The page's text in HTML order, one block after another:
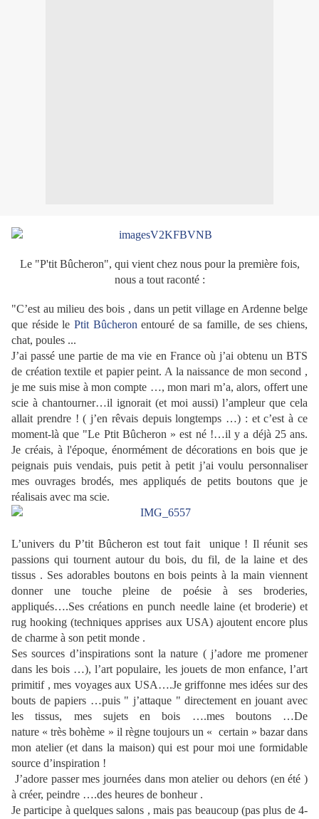
Le "P'tit Bûcheron", qui vient chez nous pour la première fois,
nous a tout raconté :
"C’est au milieu des bois , dans un petit village en Ardenne belge
que réside le Ptit Bûcheron entouré de sa famille, de ses chiens,
chat, poules ...
J’ai passé une partie de ma vie en France où j’ai obtenu un BTS
de création textile et papier peint. A la naissance de mon second ,
je me suis mise à mon compte …, mon mari m’a, alors, offert une
scie à chantourner…il ignorait (et moi aussi) l’ampleur que cela
allait prendre ! ( j’en rêvais depuis longtemps …) : et c’est à ce
moment-là que "Le Ptit Bûcheron » est né !…il y a déjà 25 ans.
Je créais, à l'époque, énormément de décorations en bois que je
peignais puis vendais, puis petit à petit j’ai voulu personnaliser
mes ouvrages brodés, mes appliqués de petits boutons que je
réalisais avec ma scie.
L’univers du P’tit Bûcheron est tout fait unique ! Il réunit ses
passions qui tournent autour du bois, du fil, de la laine et des
tissus . Ses adorables boutons en bois peints à la main viennent
donner une touche pleine de poésie à ses broderies,
appliqués….Ses créations en punch needle laine (et broderie) et
rug hooking (techniques apprises aux USA) ajoutent encore plus
de charme à son petit monde .
Ses sources d’inspirations sont la nature ( j’adore me promener
dans les bois …), l’art populaire, les jouets de mon enfance, l’art
primitif , mes voyages aux USA….Je griffonne mes idées sur des
bouts de papiers …puis " j’attaque " directement en jouant avec
les tissus, mes sujets en bois ….mes boutons …De
nature « très bohème » il règne toujours un « certain » bazar dans
mon atelier (et dans la maison) qui est pour moi une formidable
source d’inspiration !
J’adore passer mes journées dans mon atelier ou dehors (en été )
à créer, peindre ….des heures de bonheur .
Je participe à quelques salons , mais pas beaucoup (pas plus de 4-